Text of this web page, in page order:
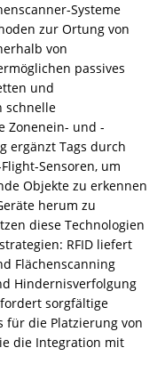
Systeme
zur Ortung von
von
passives
und
schnelle
Zonenein- und -
ergänzt Tags durch
Sensoren, um
Objekte zu erkennen
herum zu
diese Technologien
RFID liefert
Flächenscanning
Hindernisverfolgung
sorgfältige
für die Platzierung von
die Integration mit